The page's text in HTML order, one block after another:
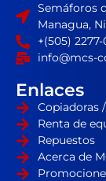
Semáforos
Managua,
+(505)
info@mcs-
Enlaces
Copiadoras
Renta de
Repuestos
Acerca de